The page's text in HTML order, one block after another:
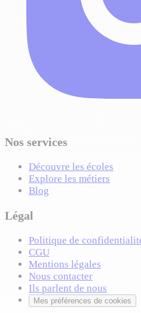
Nos services
Découvre les écoles
Explore les métiers
Blog
Légal
Politique de
CGU
Mentions légales
Nous contacter
Ils parlent de nous
Mes préférences de cookies